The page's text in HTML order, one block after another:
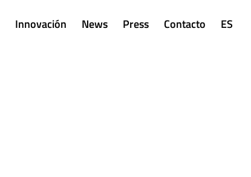
Innovación News Press Contacto ES